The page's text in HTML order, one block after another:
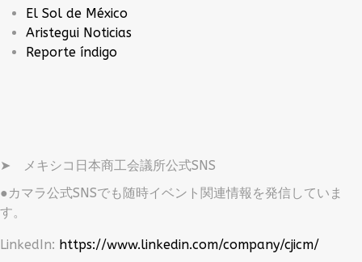
El Sol de México
Aristegui Noticias
Reporte índigo
➤ メキシコ日本商工会議所公式SNS
●カマラ公式SNSでも随時イベント関連情報を発信していま
す。
LinkedIn: https://www.linkedin.com/company/cjicm/